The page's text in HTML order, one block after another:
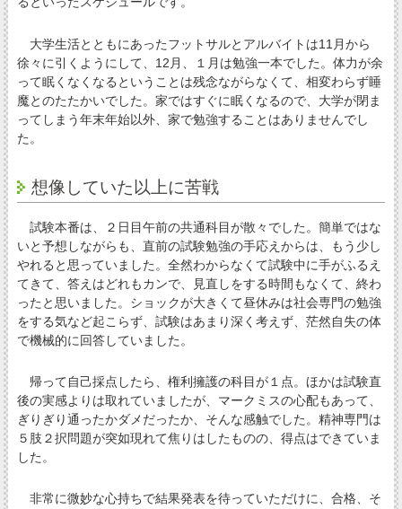
大学生活とともにあったフットサルとアルバイトは11月から
徐々に引くようにして、12月、１月は勉強一本でした。体力が余
って眠くなくなるということは残念ながらなくて、相変わらず睡
魔とのたたかいでした。家ではすぐに眠くなるので、大学が閉ま
ってしまう年末年始以外、家で勉強することはありませんでし
た。
想像していた以上に苦戦
試験本番は、２日目午前の共通科目が散々でした。簡単ではな
いと予想しながらも、直前の試験勉強の手応えからは、もう少し
やれると思っていました。全然わからなくて試験中に手がふるえ
てきて、答えはどれもカンで、見直しをする時間もなくて、終わ
ったと思いました。ショックが大きくて昼休みは社会専門の勉強
をする気など起こらず、試験はあまり深く考えず、茫然自失の体
で機械的に回答していました。
帰って自己採点したら、権利擁護の科目が１点。ほかは試験直
後の実感よりは取れていましたが、マークミスの心配もあって、
ぎりぎり通ったかダメだったか、そんな感触でした。精神専門は
５肢２択問題が突如現れて焦りはしたものの、得点はできていま
した。
非常に微妙な心持ちで結果発表を待っていただけに、合格、そ